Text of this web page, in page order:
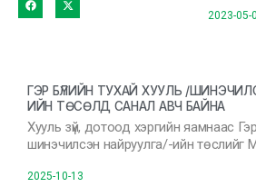
2023-05-
ГЭР БҮЛИЙН ТУХАЙ ХУУЛЬ /
ИЙН ТӨСӨЛД САНАЛ АВЧ БАЙНА
Хууль зүй, дотоод хэргийн яамнаас
шинэчилсэн найруулга/-ийн төслийг
2025-10-13